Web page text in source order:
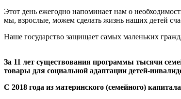
Этот день ежегодно напоминает нам о
мы, взрослые, можем сделать жизнь наших детей
Наше государство защищает самых маленьких
За 11 лет существования программы тысячи
товары для социальной адаптации детей-
С 2018 года из материнского (семейного)